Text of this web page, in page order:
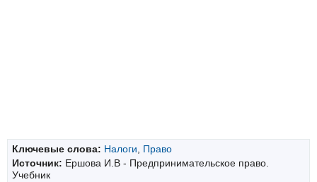
Ключевые слова: Налоги, Право
Источник: Ершова И.В - Предпринимательское право.
Учебник